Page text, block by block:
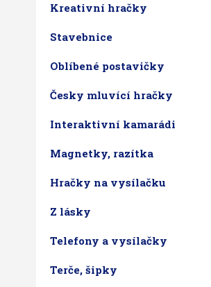
Kreativní hračky
Stavebnice
Oblíbené postavičky
Česky mluvící hračky
Interaktivní kamarádi
Magnetky, razítka
Hračky na vysílačku
Z lásky
Telefony a vysílačky
Terče, šipky